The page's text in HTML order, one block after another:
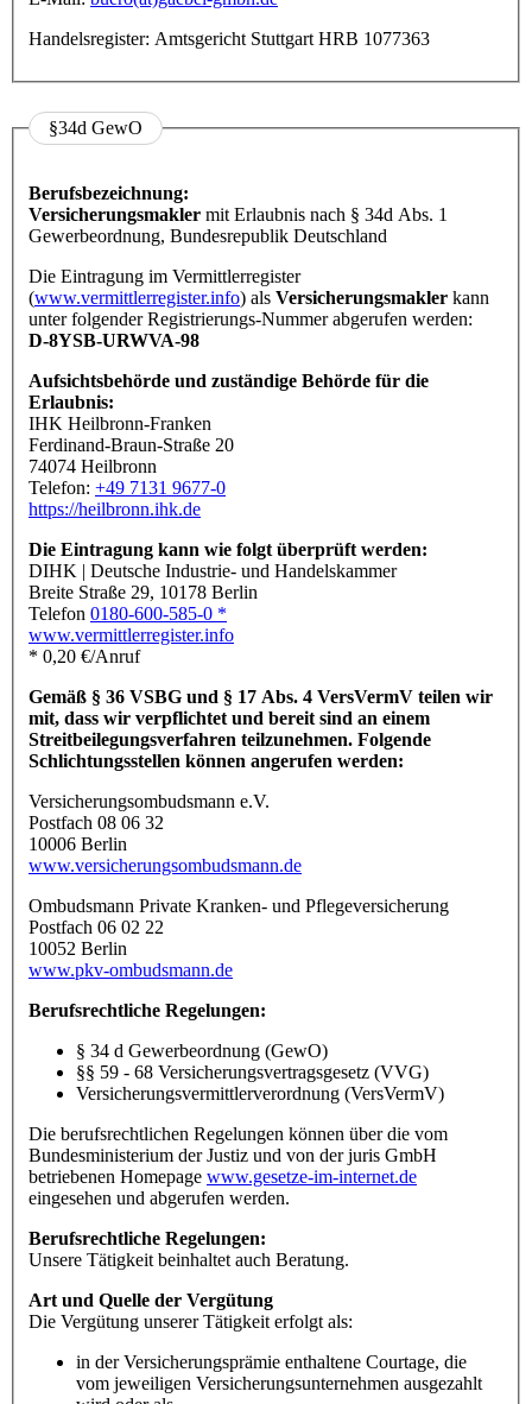
Handelsregister: Amtsgericht Stuttgart HRB 1077363
§34d GewO
Berufsbezeichnung:
Versicherungsmakler mit Erlaubnis nach § 34d Abs. 1
Gewerbeordnung, Bundesrepublik Deutschland
Die Eintragung im Vermittlerregister
(www.vermittlerregister.info) als Versicherungsmakler kann
unter folgender Registrierungs-Nummer abgerufen werden:
D-8YSB-URWVA-98
Aufsichtsbehörde und zuständige Behörde für die
Erlaubnis:
IHK Heilbronn-Franken
Ferdinand-Braun-Straße 20
74074 Heilbronn
Telefon: +49 7131 9677-0
https://heilbronn.ihk.de
Die Eintragung kann wie folgt überprüft werden:
DIHK | Deutsche Industrie- und Handelskammer
Breite Straße 29, 10178 Berlin
Telefon 0180-600-585-0 *
www.vermittlerregister.info
* 0,20 €/Anruf
Gemäß § 36 VSBG und § 17 Abs. 4 VersVermV teilen wir
mit, dass wir verpflichtet und bereit sind an einem
Streitbeilegungsverfahren teilzunehmen. Folgende
Schlichtungsstellen können angerufen werden:
Versicherungsombudsmann e.V.
Postfach 08 06 32
10006 Berlin
www.versicherungsombudsmann.de
Ombudsmann Private Kranken- und Pflegeversicherung
Postfach 06 02 22
10052 Berlin
www.pkv-ombudsmann.de
Berufsrechtliche Regelungen:
§ 34 d Gewerbeordnung (GewO)
§§ 59 - 68 Versicherungsvertragsgesetz (VVG)
Versicherungsvermittlerverordnung (VersVermV)
Die berufsrechtlichen Regelungen können über die vom
Bundesministerium der Justiz und von der juris GmbH
betriebenen Homepage www.gesetze-im-internet.de
eingesehen und abgerufen werden.
Berufsrechtliche Regelungen:
Unsere Tätigkeit beinhaltet auch Beratung.
Art und Quelle der Vergütung
Die Vergütung unserer Tätigkeit erfolgt als:
in der Versicherungsprämie enthaltene Courtage, die
vom jeweiligen Versicherungsunternehmen ausgezahlt